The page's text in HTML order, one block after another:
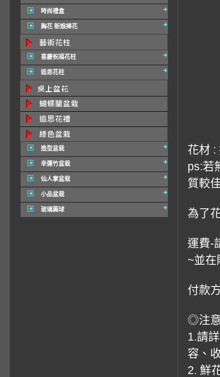
時尚禮盒
胸花 新娘捧花
喜慶祝福花柱
追思花柱
造型盆栽
幸運竹盆栽
仙人掌盆栽
小品盆栽
玻璃圓球
花材 :
ps:若
質較
為了
運費-
~並在
付款
◎注
1.請
容、
2. 鮮